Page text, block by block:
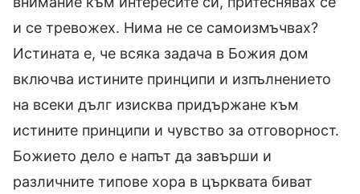
и се тревожех. Нима не се самоизмъчвах?
Истината е, че всяка задача в Божия дом
включва истините принципи и изпълнението
на всеки дълг изисква придържане към
истините принципи и чувство за отговорност.
Божието дело е напът да завърши и
различните типове хора в църквата биват